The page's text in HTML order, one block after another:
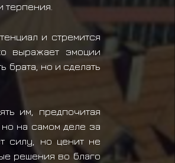
терпения.
и стремится
выражает эмоции
брата, но и сделать
им, предпочитая
на самом деле за
силу, но ценит не
решения во благо